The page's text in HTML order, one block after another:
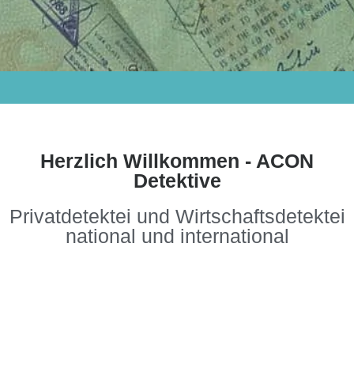
Herzlich Willkommen - ACON
Detektive
Privatdetektei und Wirtschaftsdetektei
national und international